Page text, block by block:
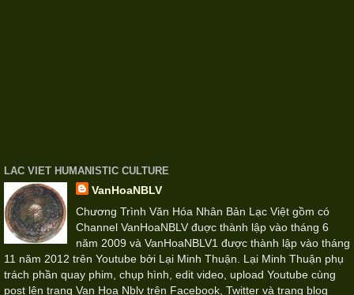
LAC VIET HUMANISTIC CULTURE
VanHoaNBLV
Chương Trình Văn Hóa Nhân Bản Lạc Việt gồm có
Channel VanHoaNBLV đuợc thành lập vào tháng 6
năm 2009 và VanHoaNBLV1 được thành lập vào tháng
11 năm 2012 trên Youtube bởi Lại Minh Thuận. Lại Minh Thuận phụ
trách phần quay phim, chụp hình, edit video, upload Youtube cùng
post lên trang Van Hoa Nblv trên Facebook, Twitter và trang blog